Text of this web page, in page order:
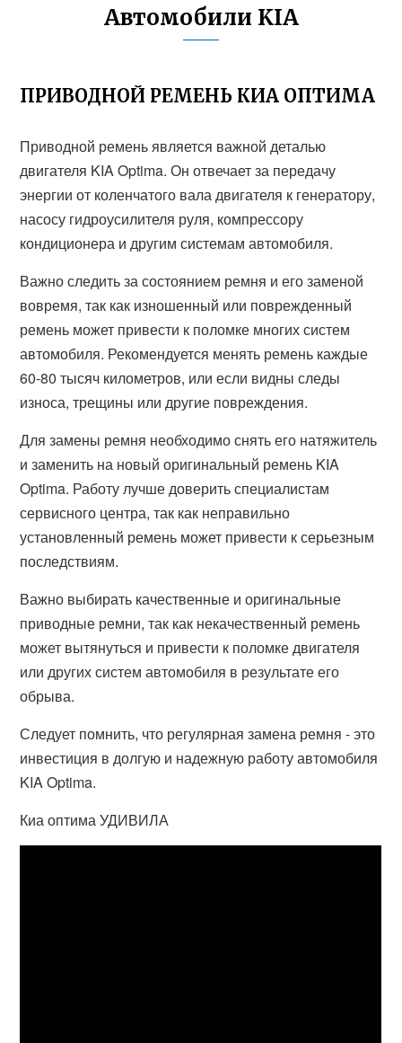
Автомобили KIA
ПРИВОДНОЙ РЕМЕНЬ КИА ОПТИМА
Приводной ремень является важной деталью
двигателя KIA Optima. Он отвечает за передачу
энергии от коленчатого вала двигателя к генератору,
насосу гидроусилителя руля, компрессору
кондиционера и другим системам автомобиля.
Важно следить за состоянием ремня и его заменой
вовремя, так как изношенный или поврежденный
ремень может привести к поломке многих систем
автомобиля. Рекомендуется менять ремень каждые
60-80 тысяч километров, или если видны следы
износа, трещины или другие повреждения.
Для замены ремня необходимо снять его натяжитель
и заменить на новый оригинальный ремень KIA
Optima. Работу лучше доверить специалистам
сервисного центра, так как неправильно
установленный ремень может привести к серьезным
последствиям.
Важно выбирать качественные и оригинальные
приводные ремни, так как некачественный ремень
может вытянуться и привести к поломке двигателя
или других систем автомобиля в результате его
обрыва.
Следует помнить, что регулярная замена ремня - это
инвестиция в долгую и надежную работу автомобиля
KIA Optima.
Киа оптима УДИВИЛА